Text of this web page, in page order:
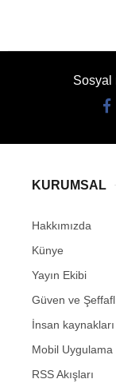
Sosyal
KURUMSAL
Hakkımızda
Künye
Yayın Ekibi
Güven ve
İnsan kaynakları
Mobil Uygulama
RSS Akışları